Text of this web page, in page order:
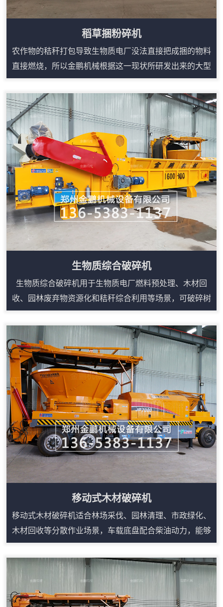
稻草捆粉碎机
农作物的秸秆打包导致生物质电厂没法直接把成捆的物料
直接燃烧，所以金鹏机械根据这一现状所研发出来的大型
稻草粉碎机就能很简单的解决这些问题。稻草捆粉碎机在
吸收多种粉碎机设备优点的基础上，充分运用冲击、剪
切、相互挤压、研磨等理论精心研制出来的，稻草捆粉碎
机主要用于粉碎各类稻草，该设备的特点是采用双电机、
减速机来进行驱动双棍进行剪切粉碎，产量相比传统的铡
草机要高。稻草捆粉碎机构造：1、破碎机主体设备...
生物质综合破碎机
生物质综合破碎机用于生物质电厂燃料预处理、木材回
收、园林废弃物资源化和秸秆综合利用等场景，可破碎树
根、模板、托盘、板材、枝丫、圆木边角料等大体积木质
物料。设备采用强力进料和重型破碎结构，能把松散或不
规则原料整理成便于输送、堆放和后续加工的碎料。根据
生产线需求，可配套上料输送、磁选、筛分和出料输送，
形成连续作业流程。其优势在于适用物料广、产量稳定、
维护点集中，适合为锅炉燃烧、制粒、压块或有机覆...
移动式木材破碎机
移动式木材破碎机适合林场采伐、园林清理、市政绿化、
木材回收等分散作业场景，车载底盘配合柴油动力，能够
减少固定生产线对场地和电源的依赖。设备可处理树枝、
树根、板皮、废旧家具、木托盘等多类木质物料，进料口
宽、咬料能力强，搭配输送装置可连续出料。液压翻转和
自动控制便于日常检修，遥控或集中控制可降低现场人员